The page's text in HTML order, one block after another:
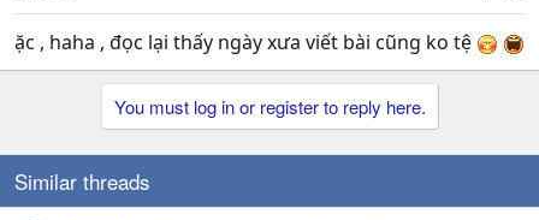
ặc , haha , đọc lại thấy ngày xưa viết bài cũng ko tệ
You must log in or register to reply here.
Similar threads